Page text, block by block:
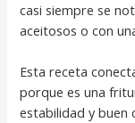
casi siempre se
aceitosos o con
Esta receta
porque es una
estabilidad y buen